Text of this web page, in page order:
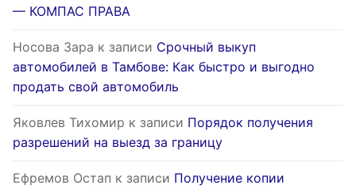
— КОМПАС ПРАВА
Носова Зара к записи Срочный выкуп
автомобилей в Тамбове: Как быстро и выгодно
продать свой автомобиль
Яковлев Тихомир к записи Порядок получения
разрешений на выезд за границу
Ефремов Остап к записи Получение копии